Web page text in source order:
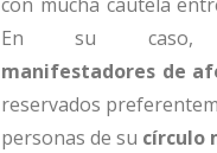
con mucha cautela
En su caso,
manifestadores de
reservados
personas de su círculo